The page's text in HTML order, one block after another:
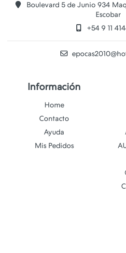
Boulevard 5 de Junio 934
Escobar
+54 9 11
Información
Home
Contacto
Ayuda
Mis Pedidos